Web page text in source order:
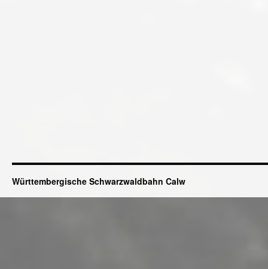
Württembergische Schwarzwaldbahn Calw